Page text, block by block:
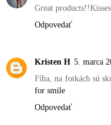
Great
Odpovedať
Kristen H 5. marca
Fíha, na fotkách sú
for smile
Odpovedať